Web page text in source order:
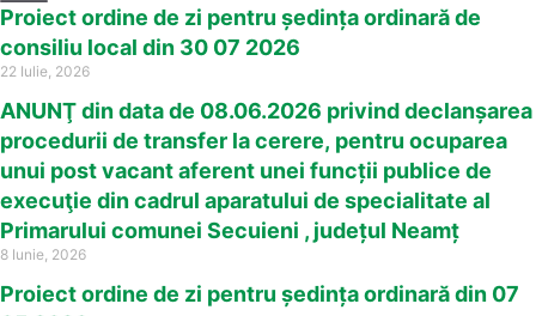
Proiect ordine de zi pentru ședința ordinară de
consiliu local din 30 07 2026
22 Iulie, 2026
ANUNŢ din data de 08.06.2026 privind declanșarea
procedurii de transfer la cerere, pentru ocuparea
unui post vacant aferent unei funcții publice de
execuţie din cadrul aparatului de specialitate al
Primarului comunei Secuieni , județul Neamț
8 Iunie, 2026
Proiect ordine de zi pentru ședința ordinară din 07